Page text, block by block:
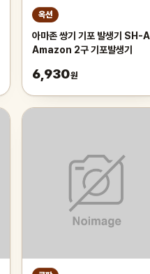
옥션
아마존 쌍기 기포 발생기 SH-
Amazon 2구 기포발생기
6,930원